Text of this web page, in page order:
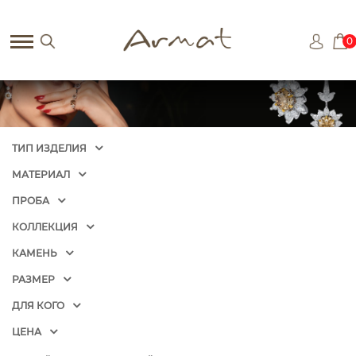
0
ТИП ИЗДЕЛИЯ
МАТЕРИАЛ
ПРОБА
КОЛЛЕКЦИЯ
КАМЕНЬ
РАЗМЕР
ДЛЯ КОГО
ЦЕНА